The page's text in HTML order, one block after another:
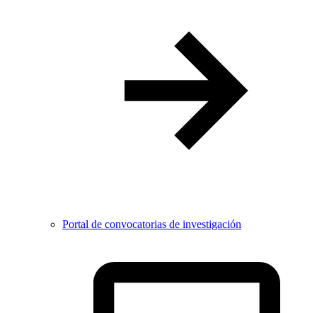
Portal de convocatorias de investigación